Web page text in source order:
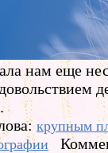
нам еще
крупным